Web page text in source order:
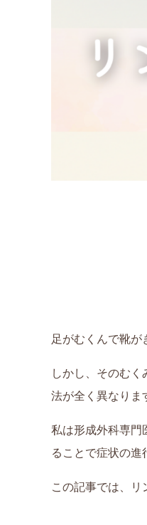
足がむくんで靴
しかし、そのむ
法が全く異なりま
私は形成外科専門
ることで症状の進
この記事では、